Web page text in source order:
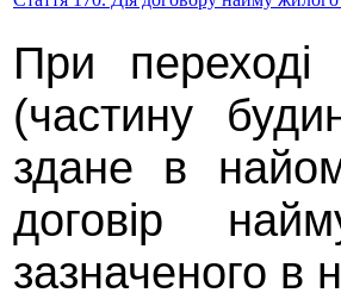
При
(частину
здане в
договір
зазначеного в